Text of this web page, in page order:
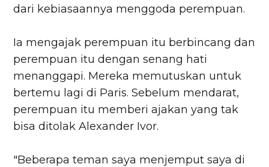
dari kebiasaannya menggoda perempuan.
Ia mengajak perempuan itu berbincang dan
perempuan itu dengan senang hati
menanggapi. Mereka memutuskan untuk
bertemu lagi di Paris. Sebelum mendarat,
perempuan itu memberi ajakan yang tak
bisa ditolak Alexander Ivor.
"Beberapa teman saya menjemput saya di